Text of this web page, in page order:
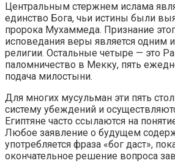
Центральным стержнем ислама
единство Бога, чьи истины были
пророка Мухаммеда. Признание
исповедания веры является одним
религии. Остальные четыре — это
паломничество в Мекку, пять
подача милостыни.
Для многих мусульман эти пять
систему убеждений и
Египтяне часто ссылаются на
Любое заявление о будущем
употребляется фраза «бог даст»,
окончательное решение вопроса